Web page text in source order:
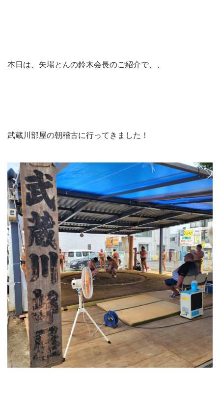
本日は、矢場とんの鈴木会長のご紹介で、、
武蔵川部屋の朝稽古に行ってきました！